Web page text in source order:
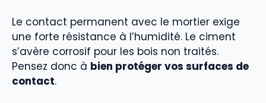
Le contact permanent avec le mortier exige
une forte résistance à l’humidité. Le ciment
s’avère corrosif pour les bois non traités.
Pensez donc à bien protéger vos surfaces de
contact.